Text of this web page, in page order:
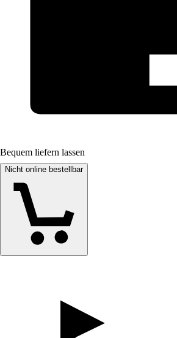
Bequem liefern lassen
Nicht online bestellbar